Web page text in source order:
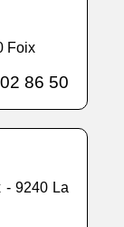
Foix
86 50
- 9240 La